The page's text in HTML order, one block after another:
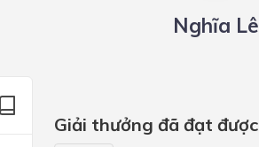
Nghĩa Lê
Giải thưởng đã đạt được